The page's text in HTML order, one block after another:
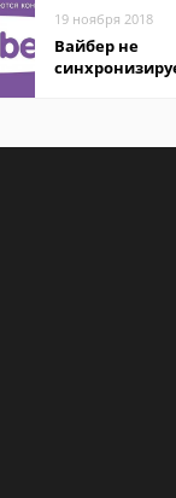
19 ноября 2018
Вайбер не